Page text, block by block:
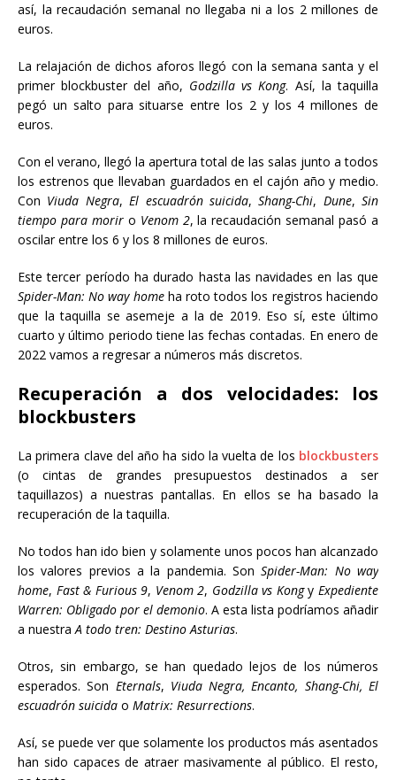
así, la recaudación semanal no llegaba ni a los 2 millones de
euros.
La relajación de dichos aforos llegó con la semana santa y el
primer blockbuster del año, Godzilla vs Kong. Así, la taquilla
pegó un salto para situarse entre los 2 y los 4 millones de
euros.
Con el verano, llegó la apertura total de las salas junto a todos
los estrenos que llevaban guardados en el cajón año y medio.
Con Viuda Negra,El escuadrón suicida,Shang-Chi, Dune, Sin
tiempo para moriro Venom 2, la recaudación semanal pasó a
oscilar entre los 6 y los 8 millones de euros.
Este tercer período ha durado hasta las navidades en las que
Spider-Man: No way homeha roto todos los registros haciendo
que la taquilla se asemeje a la de 2019. Eso sí, este último
cuarto y último periodo tiene las fechas contadas. En enero de
2022 vamos a regresar a números más discretos.
Recuperación a dos velocidades: los
blockbusters
La primera clave del año ha sido la vuelta de los blockbusters
(o cintas de grandes presupuestos destinados a ser
taquillazos) a nuestras pantallas. En ellos se ha basado la
recuperación de la taquilla.
No todos han ido bien y solamente unos pocos han alcanzado
los valores previos a la pandemia. SonSpider-Man: No way
home, Fast & Furious 9, Venom 2, Godzilla vs Kongy Expediente
Warren: Obligado por el demonio. A esta lista podríamos añadir
a nuestraA todo tren: Destino Asturias.
Otros, sin embargo, se han quedado lejos de los números
esperados. Son Eternals, Viuda Negra, Encanto, Shang-Chi, El
escuadrón suicida o Matrix: Resurrections.
Así, se puede ver que solamente los productos más asentados
han sido capaces de atraer masivamente al público. El resto,